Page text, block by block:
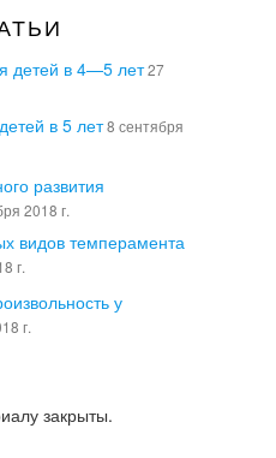
детей в 4—5 лет27
в 5 лет8 сентября
развития
2018 г.
видов темперамента
г.
у
г.
закрыты.